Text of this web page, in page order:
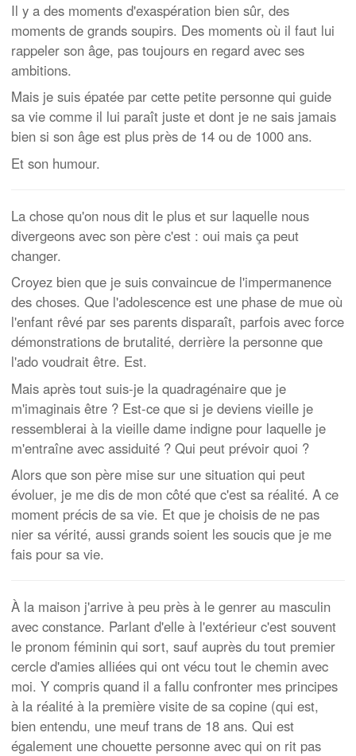
Il y a des moments d'exaspération bien sûr, des
moments de grands soupirs. Des moments où il faut lui
rappeler son âge, pas toujours en regard avec ses
ambitions.
Mais je suis épatée par cette petite personne qui guide
sa vie comme il lui paraît juste et dont je ne sais jamais
bien si son âge est plus près de 14 ou de 1000 ans.
Et son humour.
La chose qu'on nous dit le plus et sur laquelle nous
divergeons avec son père c'est : oui mais ça peut
changer.
Croyez bien que je suis convaincue de l'impermanence
des choses. Que l'adolescence est une phase de mue où
l'enfant rêvé par ses parents disparaît, parfois avec force
démonstrations de brutalité, derrière la personne que
l'ado voudrait être. Est.
Mais après tout suis-je la quadragénaire que je
m'imaginais être ? Est-ce que si je deviens vieille je
ressemblerai à la vieille dame indigne pour laquelle je
m'entraîne avec assiduité ? Qui peut prévoir quoi ?
Alors que son père mise sur une situation qui peut
évoluer, je me dis de mon côté que c'est sa réalité. A ce
moment précis de sa vie. Et que je choisis de ne pas
nier sa vérité, aussi grands soient les soucis que je me
fais pour sa vie.
À la maison j'arrive à peu près à le genrer au masculin
avec constance. Parlant d'elle à l'extérieur c'est souvent
le pronom féminin qui sort, sauf auprès du tout premier
cercle d'amies alliées qui ont vécu tout le chemin avec
moi. Y compris quand il a fallu confronter mes principes
à la réalité à la première visite de sa copine (qui est,
bien entendu, une meuf trans de 18 ans. Qui est
également une chouette personne avec qui on rit pas